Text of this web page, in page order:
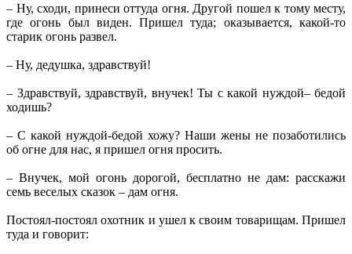
– Ну, сходи, принеси оттуда огня. Другой пошел к тому месту,
где огонь был виден. Пришел туда; оказывается, какой-то
старик огонь развел.
– Ну, дедушка, здравствуй!
– Здравствуй, здравствуй, внучек! Ты с какой нуждой– бедой
ходишь?
– С какой нуждой-бедой хожу? Наши жены не позаботились
об огне для нас, я пришел огня просить.
– Внучек, мой огонь дорогой, бесплатно не дам: расскажи
семь веселых сказок – дам огня.
Постоял-постоял охотник и ушел к своим товарищам. Пришел
туда и говорит: